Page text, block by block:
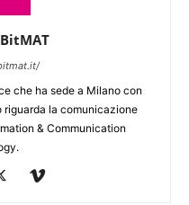
che ha sede a Milano con
riguarda la comunicazione
& Communication